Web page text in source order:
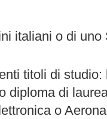
italiani o di uno
titoli di
diploma di
o